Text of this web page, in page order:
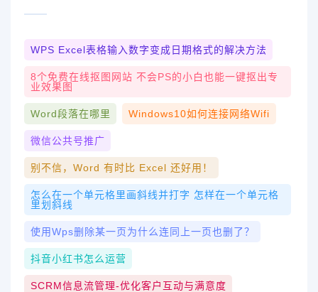
WPS Excel表格输入数字变成日期格式的解决方法
8个免费在线抠图网站 不会PS的小白也能一键抠出专
业效果图
Word段落在哪里 Windows10如何连接网络wifi
微信公共号推广
别不信，Word 有时比 Excel 还好用！
怎么在一个单元格里画斜线并打字 怎样在一个单元格
里划斜线
使用wps删除某一页为什么连同上一页也删了？
抖音小红书怎么运营
SCRM信息流管理-优化客户互动与满意度